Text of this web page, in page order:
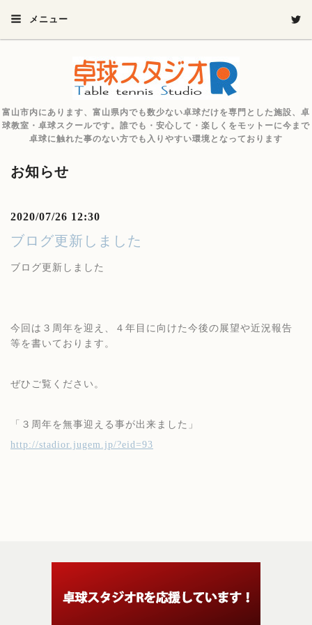
メニュー
富山市内にあります、富山県内でも数少ない卓球だけを専門とした施設、卓
球教室・卓球スクールです。誰でも・安心して・楽しくをモットーに今まで
卓球に触れた事のない方でも入りやすい環境となっております
お知らせ
2020/07/26 12:30
ブログ更新しました
ブログ更新しました
今回は３周年を迎え、４年目に向けた今後の展望や近況報告
等を書いております。
ぜひご覧ください。
「３周年を無事迎える事が出来ました」
http://stadior.jugem.jp/?eid=93